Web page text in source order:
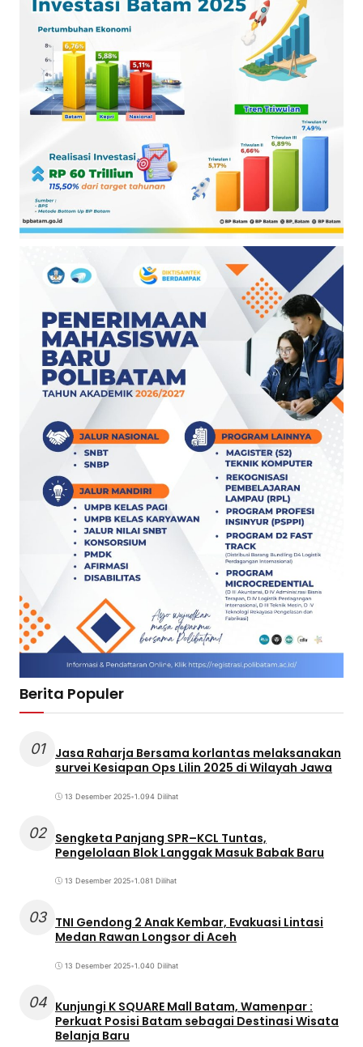
Berita Populer
01
Jasa Raharja Bersama korlantas melaksanakan
survei Kesiapan Ops Lilin 2025 di Wilayah Jawa
13 Desember 2025•1.094 Dilihat
02 Sengketa Panjang SPR–KCL Tuntas,
Pengelolaan Blok Langgak Masuk Babak Baru
13 Desember 2025•1.081 Dilihat
03 TNI Gendong 2 Anak Kembar, Evakuasi Lintasi
Medan Rawan Longsor di Aceh
13 Desember 2025•1.040 Dilihat
04 Kunjungi K SQUARE Mall Batam, Wamenpar :
Perkuat Posisi Batam sebagai Destinasi Wisata
Belanja Baru